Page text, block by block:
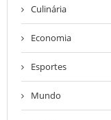
Culinária
Economia
Esportes
Mundo